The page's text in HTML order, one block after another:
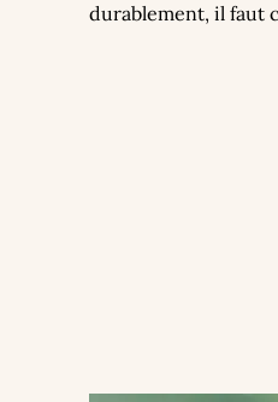
durablement, il faut